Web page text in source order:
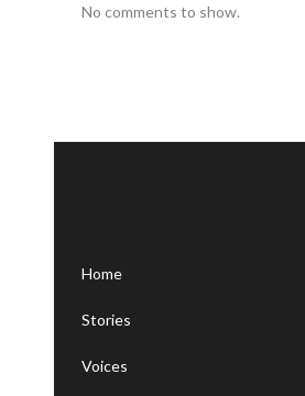
No comments to show.
Home
Stories
Voices